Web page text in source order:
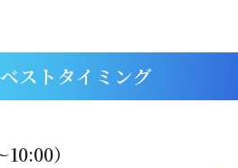
ストタイミング
）